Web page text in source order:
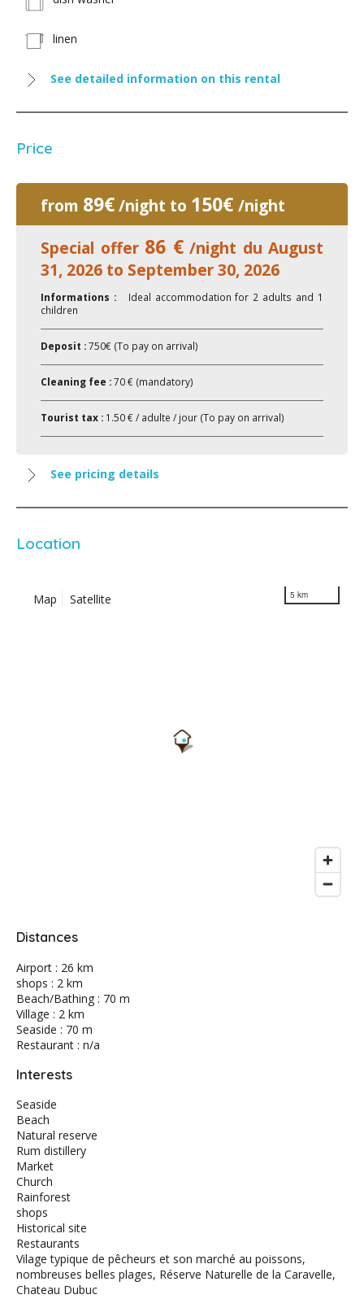
linen
See detailed information on this rental
Price
from 89€/night to 150€ /night
Special offer 86 €/night du August
31, 2026 to September 30, 2026
Informations :
Ideal accommodation for 2 adults and 1
children
Deposit :750€ (To pay on arrival)
Cleaning fee :70 € (mandatory)
Tourist tax : 1.50 € / adulte / jour (To pay on arrival)
See pricing details
Location
Map Satellite 5 km
Distances
Airport : 26 km
shops : 2 km
Beach/Bathing : 70 m
Village : 2 km
Seaside : 70 m
Restaurant : n/a
Interests
Seaside
Beach
Natural reserve
Rum distillery
Market
Church
Rainforest
shops
Historical site
Restaurants
Vilage typique de pêcheurs et son marché au poissons,
nombreuses belles plages, Réserve Naturelle de la Caravelle,
Chateau Dubuc